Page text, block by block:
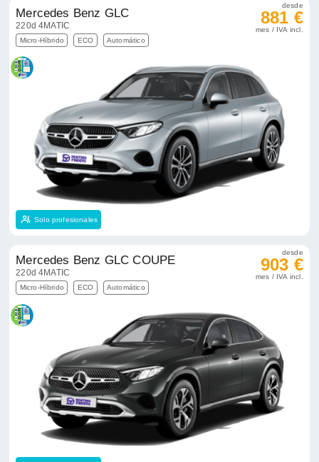
Mercedes Benz GLC
220d 4MATIC
Micro-Híbrido ECO Automático
desde
881 €
mes / IVA incl.
Solo profesionales
Mercedes Benz GLC COUPE
220d 4MATIC
Micro-Híbrido ECO Automático
desde
903 €
mes / IVA incl.